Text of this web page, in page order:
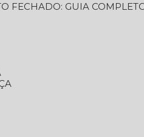
FECHADO: GUIA